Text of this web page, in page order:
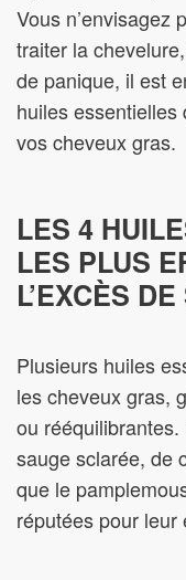
Vous n’envisagez
traiter la
de panique, il est
huiles
vos cheveux gras.
LES 4
LES PLUS
L’EXCÈS
Plusieurs huiles
les cheveux gras,
ou
sauge sclarée, de
que le
réputées pour leur